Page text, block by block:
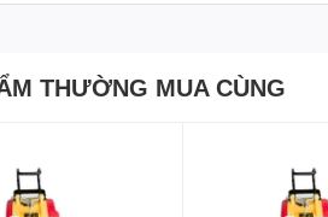
THƯỜNG MUA CÙNG